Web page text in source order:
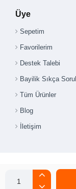
Üye
Sepetim
Favorilerim
Destek Talebi
Bayilik Sıkça
Tüm Ürünler
Blog
İletişim